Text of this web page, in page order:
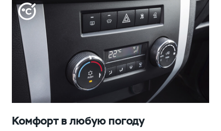
Комфорт в любую погоду